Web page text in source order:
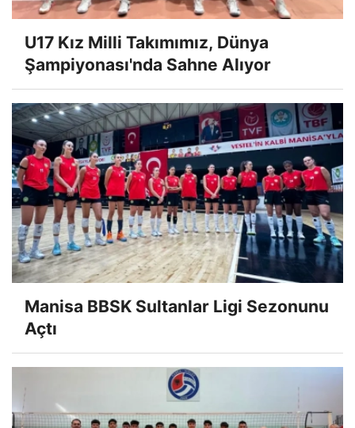
U17 Kız Milli Takımımız, Dünya
Şampiyonası'nda Sahne Alıyor
Manisa BBSK Sultanlar Ligi Sezonunu
Açtı